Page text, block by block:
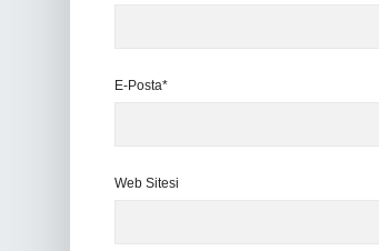
E-Posta*
Web Sitesi